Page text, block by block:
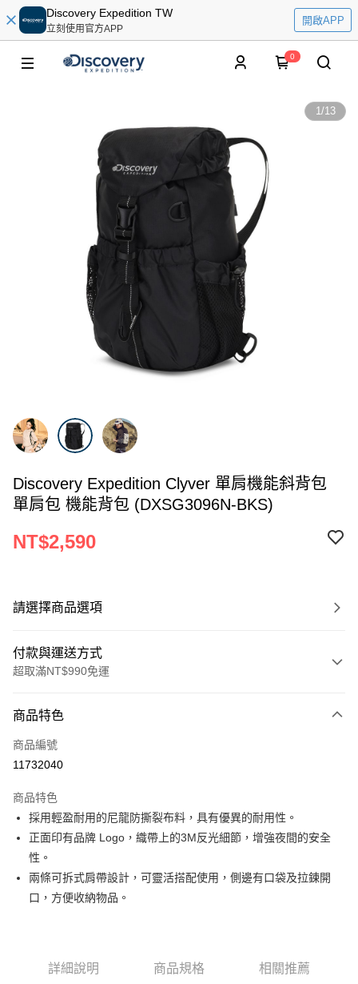
Discovery Expedition TW
立刻使用官方APP
開啟APP
0
1/13
Discovery Expedition Clyver 單肩機能斜背包
單肩包 機能背包 (DXSG3096N-BKS)
NT$2,590
請選擇商品選項
付款與運送方式
超取滿NT$990免運
信用卡一次付款
超商取貨付款
Apple Pay
運送方式
全家取貨付款<未取貨列黑名單/不支援離島取退>
每筆NT$60，滿NT$990(含以上)免運費
商品特色
商品編號
11732040
商品特色
採用輕盈耐用的尼龍防撕裂布料，具有優異的耐用性。
正面印有品牌 Logo，織帶上的3M反光細節，增強夜間的安全
性。
兩條可拆式肩帶設計，可靈活搭配使用，側邊有口袋及拉鍊開
口，方便收納物品。
詳細說明 商品規格 相關推薦